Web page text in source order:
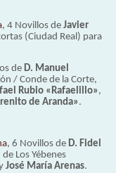
, 4 Novillos de Javier
(Ciudad Real) para
deD. Manuel
/ Conde de la Corte,
Rubio «Rafaelillo»,
de Aranda».
, 6 Novillos de D. Fidel
Los Yébenes
José María Arenas.